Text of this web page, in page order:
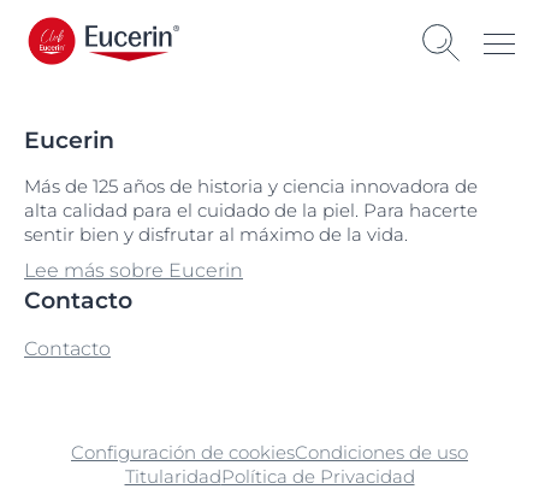
Eucerin
Más de 125 años de historia y ciencia innovadora de
alta calidad para el cuidado de la piel. Para hacerte
sentir bien y disfrutar al máximo de la vida.
Lee más sobre Eucerin
Contacto
Contacto
Configuración de cookiesCondiciones de uso
TitularidadPolítica de Privacidad